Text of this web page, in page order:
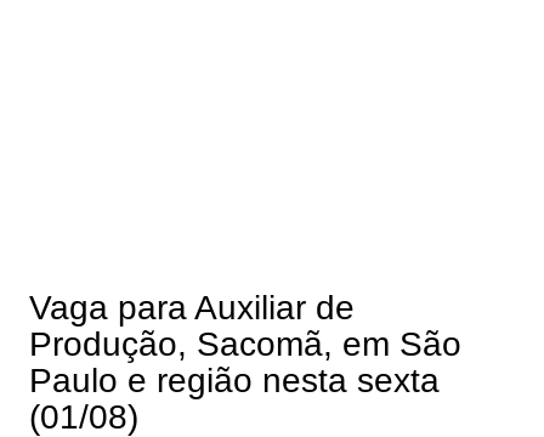
Vaga para Auxiliar de
Produção, Sacomã, em São
Paulo e região nesta sexta
(01/08)